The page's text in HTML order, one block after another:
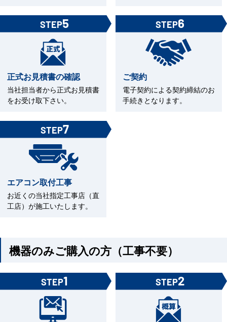
STEP5
正式お見積書の確認
当社担当者から正式お見積書
をお受け取下さい。
STEP6
ご契約
電子契約による契約締結のお
手続きとなります。
STEP7
エアコン取付工事
お近くの当社指定工事店（直
工店）が施工いたします。
機器のみご購入の方（工事不要）
STEP1 STEP2